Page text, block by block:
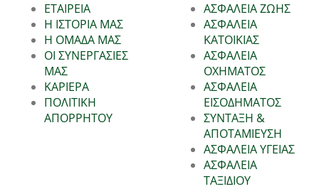
ΕΤΑΙΡΕΙΑ
Η ΙΣΤΟΡΙΑ ΜΑΣ
Η ΟΜΑΔΑ ΜΑΣ
ΟΙ ΣΥΝΕΡΓΑΣΙΕΣ
ΜΑΣ
ΚΑΡΙΕΡΑ
ΠΟΛΙΤΙΚΗ
ΑΠΟΡΡΗΤΟΥ
ΑΣΦΑΛΕΙΑ ΖΩΗΣ
ΑΣΦΑΛΕΙΑ
ΚΑΤΟΙΚΙΑΣ
ΑΣΦΑΛΕΙΑ
ΟΧΗΜΑΤΟΣ
ΑΣΦΑΛΕΙΑ
ΕΙΣΟΔΗΜΑΤΟΣ
ΣΥΝΤΑΞΗ &
ΑΠΟΤΑΜΙΕΥΣΗ
ΑΣΦΑΛΕΙΑ ΥΓΕΙΑΣ
ΑΣΦΑΛΕΙΑ
ΤΑΞΙΔΙΟΥ